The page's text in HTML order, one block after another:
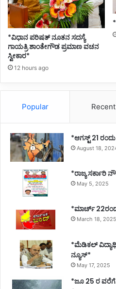
*ವಿಧಾನ ಪರಿಷತ್ ನೂತನ ಸದಸ್ಯೆ
ಗಾಯತ್ರಿ ಶಾಂತೇಗೌಡ ಪ್ರಮಾಣ ವಚನ
ಸ್ವೀಕಾರ*
12 hours ago
Popular Recent
*ಆಗಸ್ಟ್ 21
August 18,
*ರಾಜ್ಯ ಸರ್ಕಾರಿ
May 5, 2025
*ಮಾರ್ಚ್
March 18, 2025
*ಮೆಡಿಕಲ್
ನ್ಯೂಸ್*
May 17, 2025
*ಜೂ 25 ರ ವರೆಗೆ